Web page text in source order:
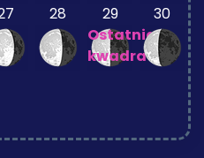
28
29
Ostatnia
kwadra
30